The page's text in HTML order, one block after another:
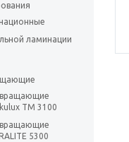
ламинации
ТМ 3100
5300